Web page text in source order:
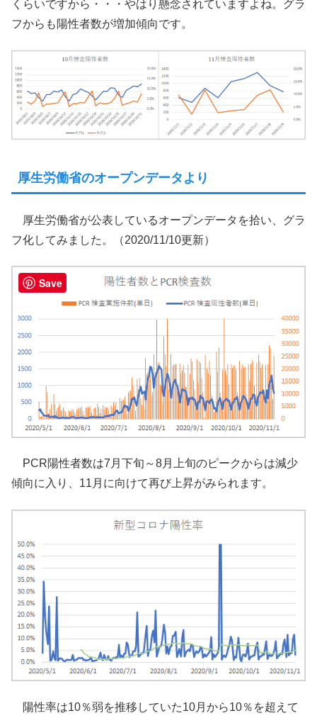
くらいですから・・・やはり懸念されていますよね。グラ
フからも陽性者数が増加傾向です。
厚生労働省のオープンデータより
厚生労働省が公表しているオープンデータを拾い、グラ
フ化してみました。（2020/11/10更新）
PCR陽性者数は7月下旬～8月上旬のピークからは減少
傾向に入り、11月に向けて再び上昇がみられます。
陽性率は10％弱を推移していた10月から10％を超えて
Save